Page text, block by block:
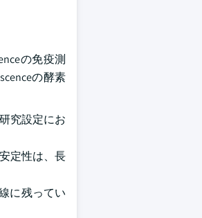
の免疫測
の酵素
究設定にお
定性は、長
に残ってい